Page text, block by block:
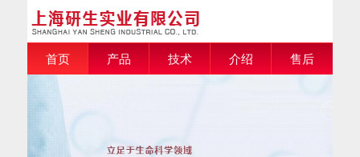
首页 产品 技术 介绍 售后